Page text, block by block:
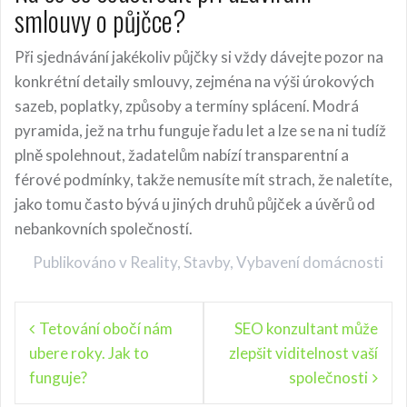
smlouvy o půjčce?
Při sjednávání jakékoliv půjčky si vždy dávejte pozor na
konkrétní detaily smlouvy, zejména na výši úrokových
sazeb, poplatky, způsoby a termíny splácení. Modrá
pyramida, jež na trhu funguje řadu let a lze se na ni tudíž
plně spolehnout, žadatelům nabízí transparentní a
férové podmínky, takže nemusíte mít strach, že naletíte,
jako tomu často bývá u jiných druhů půjček a úvěrů od
nebankovních společností.
Publikováno v Reality, Stavby,Vybavení domácnosti
Tetování obočí nám
ubere roky. Jak to
funguje?
SEO konzultant může
zlepšit viditelnost vaší
společnosti